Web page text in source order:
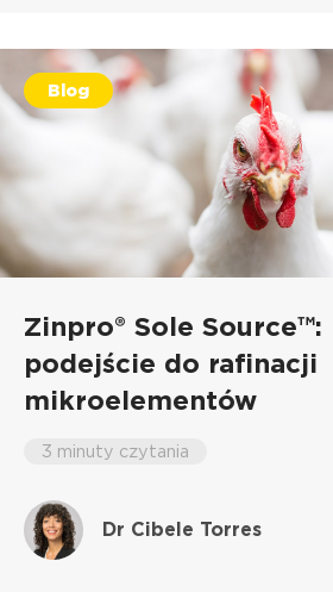
Blog
Zinpro® Sole Source™:
podejście do rafinacji
mikroelementów
3 minuty czytania
Dr Cibele Torres